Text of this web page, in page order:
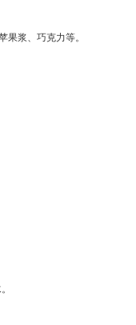
果浆、巧克力等。